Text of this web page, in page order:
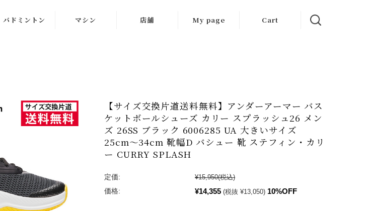
バドミントン
シャトルコック
マシン
修理メンテナンス
店舗 My page Cart
【サイズ交換片道送料無料】アンダーアーマー バス
ケットボールシューズ カリー スプラッシュ26 メン
ズ 26SS ブラック 6006285 UA 大きいサイズ
25cm〜34cm 靴幅D バシュー 靴 ステフィン・カリ
ー CURRY SPLASH
定価: ¥15,950(税込)
価格:
¥14,355 (税抜 ¥13,050) 10%OFF